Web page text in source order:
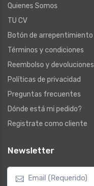
Quienes Somos
TU CV
Botón de arrepentimiento
Términos y condiciones
Reembolso y devoluciones
Políticas de privacidad
Preguntas frecuentes
Dónde está mi pedido?
Registrate como cliente
Newsletter